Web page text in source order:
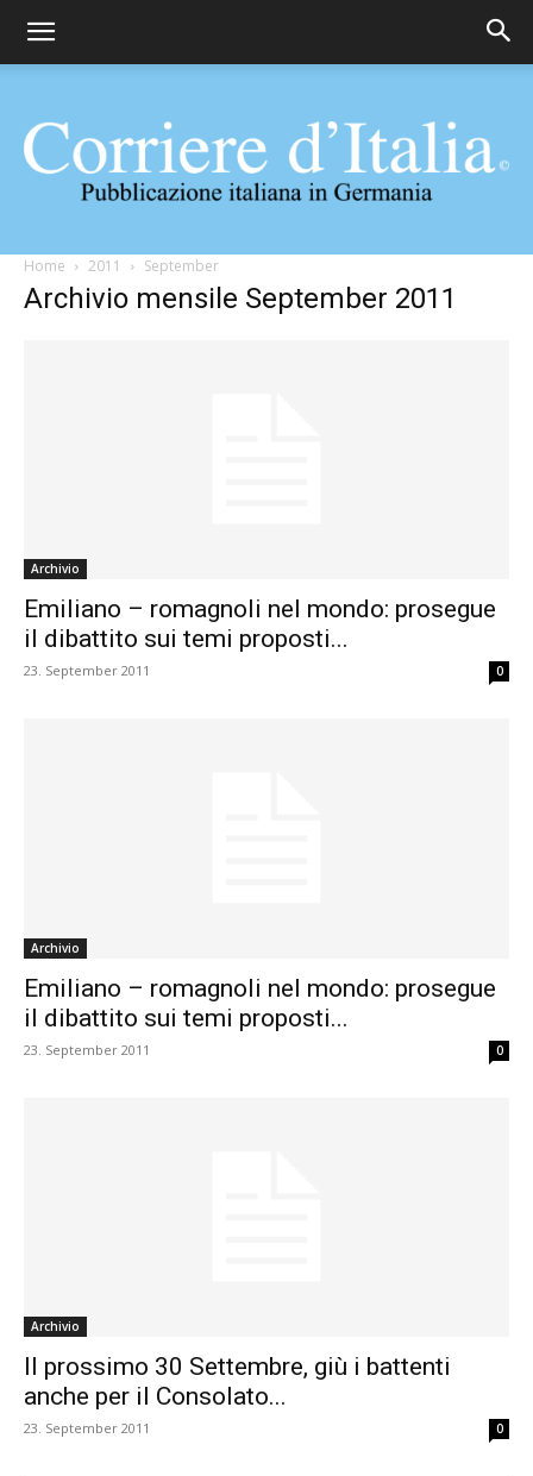
Corriere
Home 2011 September
Archivio mensile September 2011
Archivio
Emiliano – romagnoli nel mondo: prosegue
il dibattito sui temi proposti...
23. September 2011 0
Archivio
Emiliano – romagnoli nel mondo: prosegue
il dibattito sui temi proposti...
23. September 2011 0
Archivio
Il prossimo 30 Settembre, giù i battenti
anche per il Consolato...
23. September 2011 0